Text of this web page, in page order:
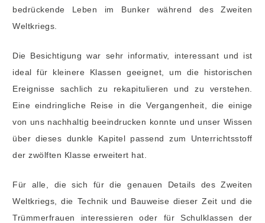
bedrückende Leben im Bunker während des Zweiten
Weltkriegs.
Die Besichtigung war sehr informativ, interessant und ist
ideal für kleinere Klassen geeignet, um die historischen
Ereignisse sachlich zu rekapitulieren und zu verstehen.
Eine eindringliche Reise in die Vergangenheit, die einige
von uns nachhaltig beeindrucken konnte und unser Wissen
über dieses dunkle Kapitel passend zum Unterrichtsstoff
der zwölften Klasse erweitert hat.
Für alle, die sich für die genauen Details des Zweiten
Weltkriegs, die Technik und Bauweise dieser Zeit und die
Trümmerfrauen interessieren oder für Schulklassen der